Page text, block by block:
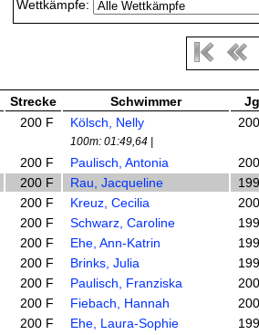
Wettkämpfe:
Strecke Schwimmer
Jg
200 F Kölsch, Nelly
100m: 01:49,64 |
200 F Paulisch, Antonia
200 F Rau, Jacqueline
200 F Kreuz, Cecilia
200 F Schwarz, Caroline
200 F Ehe, Ann-Katrin
200 F Brinks, Julia
200 F Paulisch, Franziska
200 F Fiebach, Hannah
200 F Ehe, Laura-Sophie